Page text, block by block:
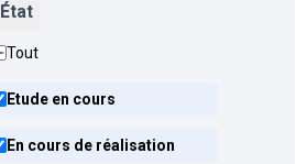
État
Tout
Etude en cours
En cours de réalisation